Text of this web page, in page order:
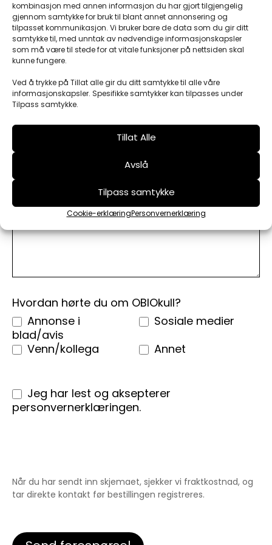
kombinasjon med annen informasjon du har gjort tilgjengelig
gjennom samtykke for bruk til blant annet annonsering og
tilpasset kommunikasjon. Vi bruker bare de data som du gir ditt
samtykke til, med unntak av nødvendige informasjonskapsler
som må være til stede for at vitale funksjoner på nettsiden skal
kunne fungere.
Ved å trykke på Tillat alle gir du ditt samtykke til alle våre
informasjonskapsler. Spesifikke samtykker kan tilpasses under
Tilpass samtykke.
Tillat Alle
Avslå
Tilpass samtykke
Cookie-erklæring Personvernerklæring
Organisasjonsnummer
Leveringsadresse
Frakt
Beskjed til sjåfør eller Obio
Hvordan hørte du om OBIOkull?
Annonse i
blad/avis
Sosiale medier
Venn/kollega Annet
Jeg har lest og aksepterer
personvernerklæringen.
Når du har sendt inn skjemaet, sjekker vi fraktkostnad, og
tar direkte kontakt før bestillingen registreres.